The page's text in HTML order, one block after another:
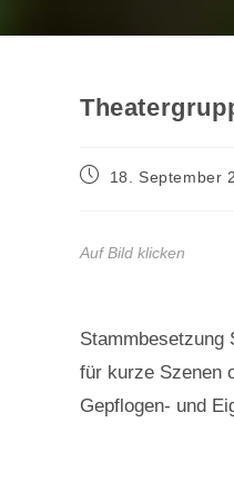
Beitrag18. September
Auf Bild klicken
Stammbesetzung
für kurze Szenen
Gepflogen- und